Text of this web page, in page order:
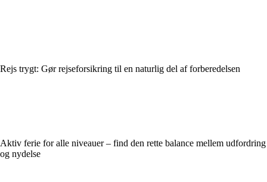
Rejs trygt: Gør rejseforsikring til en naturlig del af forberedelsen
Aktiv ferie for alle niveauer – find den rette balance mellem udfordring
og nydelse